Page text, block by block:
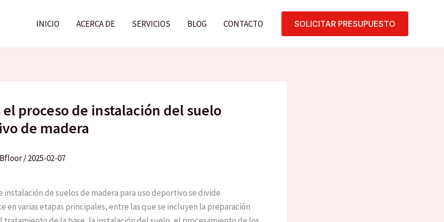
INICIO ACERCA DE SERVICIOS BLOG CONTACTO SOLICITAR PRESUPUESTO
el proceso de instalación del suelo
de madera
/2025-02-07
instalación de suelos de madera para uso deportivo se divide
en varias etapas principales, entre las que se incluyen la preparación